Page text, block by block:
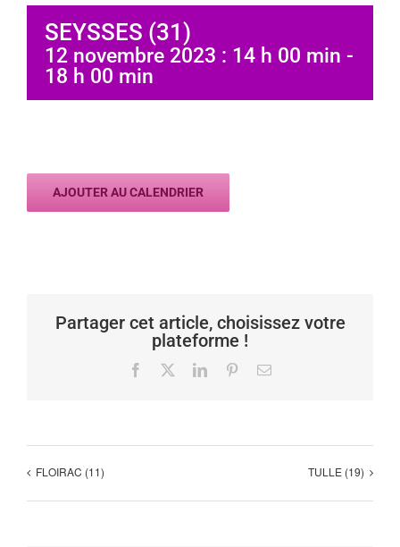
SEYSSES (31)
12 novembre 2023 : 14 h 00 min -
18 h 00 min
AJOUTER AU CALENDRIER
Partager cet article, choisissez votre
plateforme !
Facebook LinkedInPinterestEmail
FLOIRAC (11) TULLE (19)